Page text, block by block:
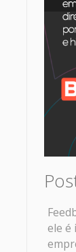
ele é